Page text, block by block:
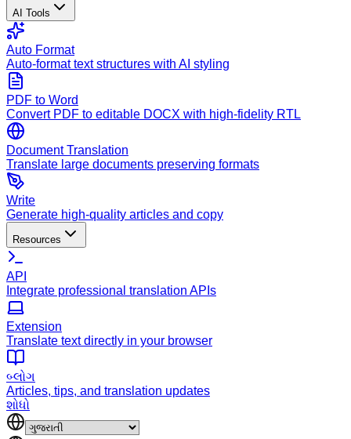
AI Tools
Auto Format
Auto-format text structures with AI styling
PDF to Word
Convert PDF to editable DOCX with high-fidelity RTL
Document Translation
Translate large documents preserving formats
Write
Generate high-quality articles and copy
Resources
API
Integrate professional translation APIs
Extension
Translate text directly in your browser
બ્લોગ
Articles, tips, and translation updates
શોધો